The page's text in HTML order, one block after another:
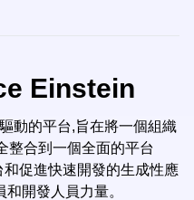
Einstein
動的平台,旨在將一個組織
整合到一個全面的平台
促進快速開發的生成性應
開發人員力量。